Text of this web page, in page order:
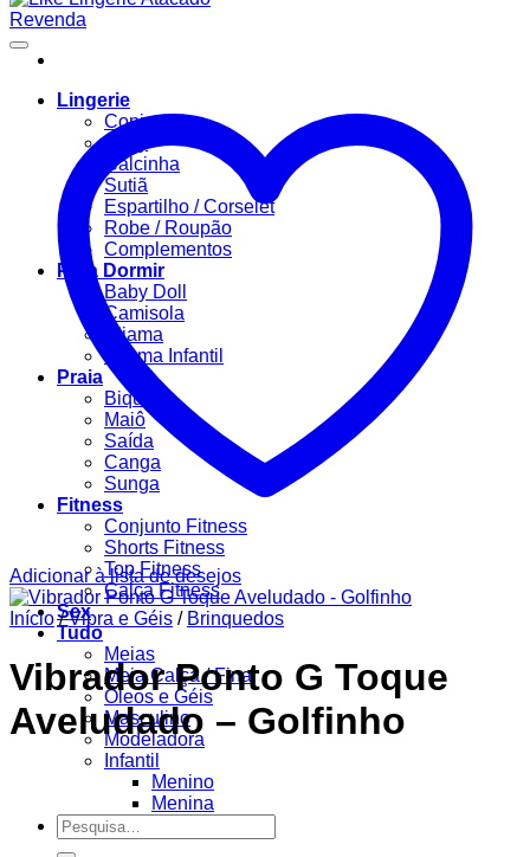
Lingerie
Conjuntos
Body
Calcinha
Sutiã
Espartilho / Corselet
Robe / Roupão
Complementos
Para Dormir
Baby Doll
Camisola
Pijama
Pijama Infantil
Praia
Biquíni
Maiô
Saída
Canga
Sunga
Fitness
Conjunto Fitness
Shorts Fitness
Top Fitness
Calça Fitness
Sex
Tudo
Meias
Meia Calça / Fina
Óleos e Géis
Masculino
Modeladora
Infantil
Menino
Menina
Pesquisar
por:
Adicionar à lista de desejos
Início / Vibra e Géis / Brinquedos
Vibrador Ponto G Toque
Aveludado – Golfinho